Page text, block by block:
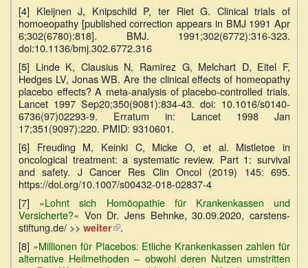
[4] Kleijnen J, Knipschild P, ter Riet G. Clinical trials of
homoeopathy [published correction appears in BMJ 1991 Apr
6;302(6780):818]. BMJ. 1991;302(6772):316-323.
doi:10.1136/bmj.302.6772.316
[5] Linde K, Clausius N, Ramirez G, Melchart D, Eitel F,
Hedges LV, Jonas WB. Are the clinical effects of homeopathy
placebo effects? A meta-analysis of placebo-controlled trials.
Lancet 1997 Sep20;350(9081):834-43. doi: 10.1016/s0140-
6736(97)02293-9. Erratum in: Lancet 1998 Jan
17;351(9097):220. PMID: 9310601.
[6] Freuding M, Keinki C, Micke O, et al. Mistletoe in
oncological treatment: a systematic review. Part 1: survival
and safety. J Cancer Res Clin Oncol (2019) 145: 695.
https://doi.org/10.1007/s00432-018-02837-4
[7] »Lohnt sich Homöopathie für Krankenkassen und
Versicherte?« Von Dr. Jens Behnke, 30.09.2020, carstens-
stiftung.de/ >> weiter(Link
ist
extern)
.
[8] »Millionen für Placebos: Etliche Krankenkassen zahlen für
alternative Heilmethoden – obwohl deren Nutzen umstritten